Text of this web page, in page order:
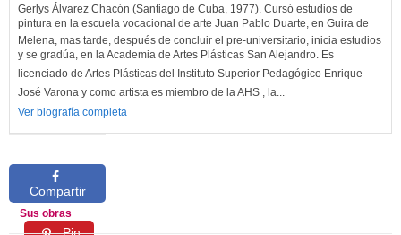
Gerlys Álvarez Chacón (Santiago de Cuba, 1977). Cursó estudios de
pintura en la escuela vocacional de arte Juan Pablo Duarte, en Guira de
Melena, mas tarde, después de concluir el pre-universitario, inicia estudios
y se gradúa, en la Academia de Artes Plásticas San Alejandro. Es
licenciado de Artes Plásticas del Instituto Superior Pedagógico Enrique
José Varona y como artista es miembro de la AHS , la...
Ver biografía completa
Compartir
Sus obras